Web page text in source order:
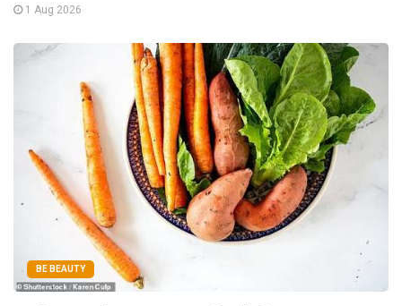
1 Aug 2026
BE BEAUTY